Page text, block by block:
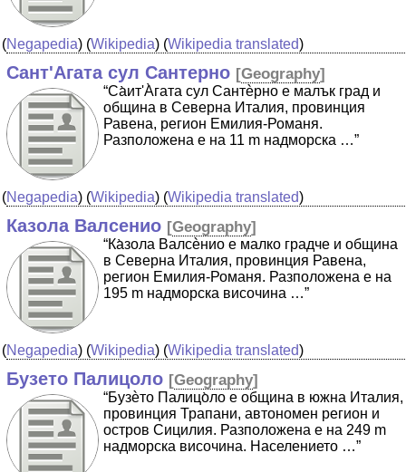
(Negapedia) (Wikipedia) (Wikipedia translated)
Сант'Агата сул Сантерно [Geography]
“Cа̀ит'А̀гата сул Сантѐрно е малък град и
община в Северна Италия, провинция
Равена, регион Емилия-Романя.
Разположена е на 11 m надморска …”
(Negapedia) (Wikipedia) (Wikipedia translated)
Казола Валсенио [Geography]
“Ка̀зола Валсѐнио е малко градче и община
в Северна Италия, провинция Равена,
регион Емилия-Романя. Разположена е на
195 m надморска височина …”
(Negapedia) (Wikipedia) (Wikipedia translated)
Бузето Палицоло [Geography]
“Бузѐто Палицо̀ло е община в южна Италия,
провинция Трапани, автономен регион и
остров Сицилия. Разположена е на 249 m
надморска височина. Населението …”